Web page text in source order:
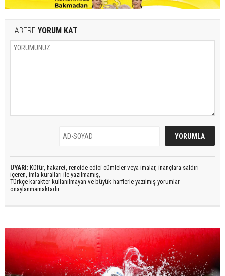
HABERE YORUM KAT
UYARI: Küfür, hakaret, rencide edici cümleler veya imalar, inançlara saldırı
içeren, imla kuralları ile yazılmamış,
Türkçe karakter kullanılmayan ve büyük harflerle yazılmış yorumlar
onaylanmamaktadır.